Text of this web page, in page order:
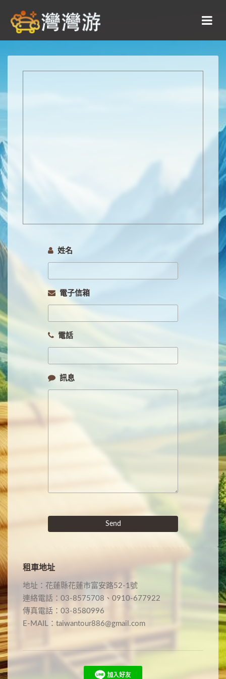
姓名
電子信箱
電話
訊息
Send
租車地址
地址：花蓮縣花蓮市富安路52-1號
連絡電話：03-8575708、0910-677922
傳真電話：03-8580996
E-MAIL：taiwantour886@gmail.com